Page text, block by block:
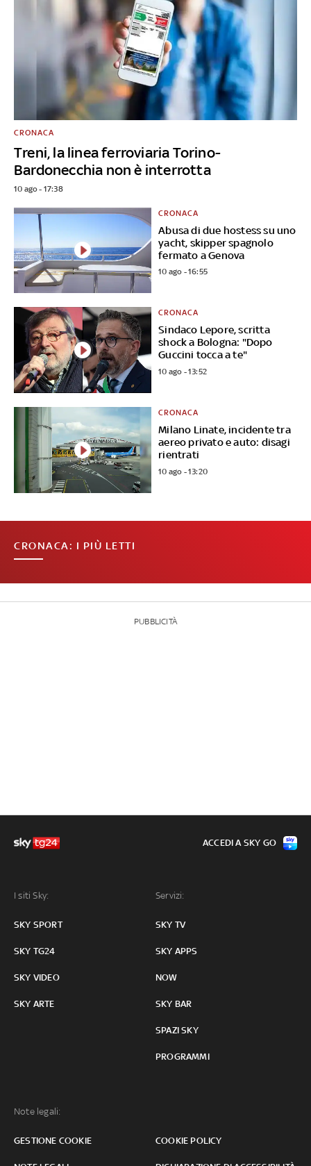
Treni, la linea ferroviaria Torino-
Bardonecchia non è interrotta
CRONACA
10 ago - 17:38
Abusa di due hostess su uno
yacht, skipper spagnolo
fermato a Genova
CRONACA
10 ago - 16:55
Sindaco Lepore, scritta
shock a Bologna: "Dopo
Guccini tocca a te"
CRONACA
10 ago - 13:52
Milano Linate, incidente tra
aereo privato e auto: disagi
rientrati
CRONACA
10 ago - 13:20
CRONACA: I PIÙ LETTI
PUBBLICITÀ
I siti Sky:
SKY SPORT
SKY TG24
SKY VIDEO
SKY ARTE
Servizi:
SKY TV
SKY APPS
NOW
SKY BAR
SPAZI SKY
PROGRAMMI
Note legali:
GESTIONE COOKIE COOKIE POLICY
ACCEDI A SKY GO